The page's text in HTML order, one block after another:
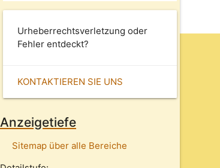
Urheberrechtsverletzung oder
Fehler entdeckt?
KONTAKTIEREN SIE UNS
Anzeigetiefe
Sitemap über alle Bereiche